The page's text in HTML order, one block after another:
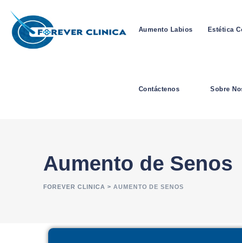
Aumento Labios Estética
Contáctenos Sobre
Aumento de Senos
FOREVER CLINICA > AUMENTO DE SENOS